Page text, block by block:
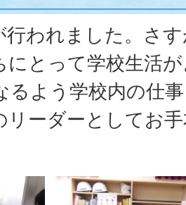
行われました。さ
にとって学校生活
るよう学校内の仕
リーダーとしてお